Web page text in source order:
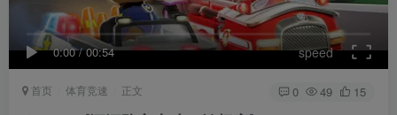
0:00/00:54 speed
首页 体育竞速 正文 0 49 15